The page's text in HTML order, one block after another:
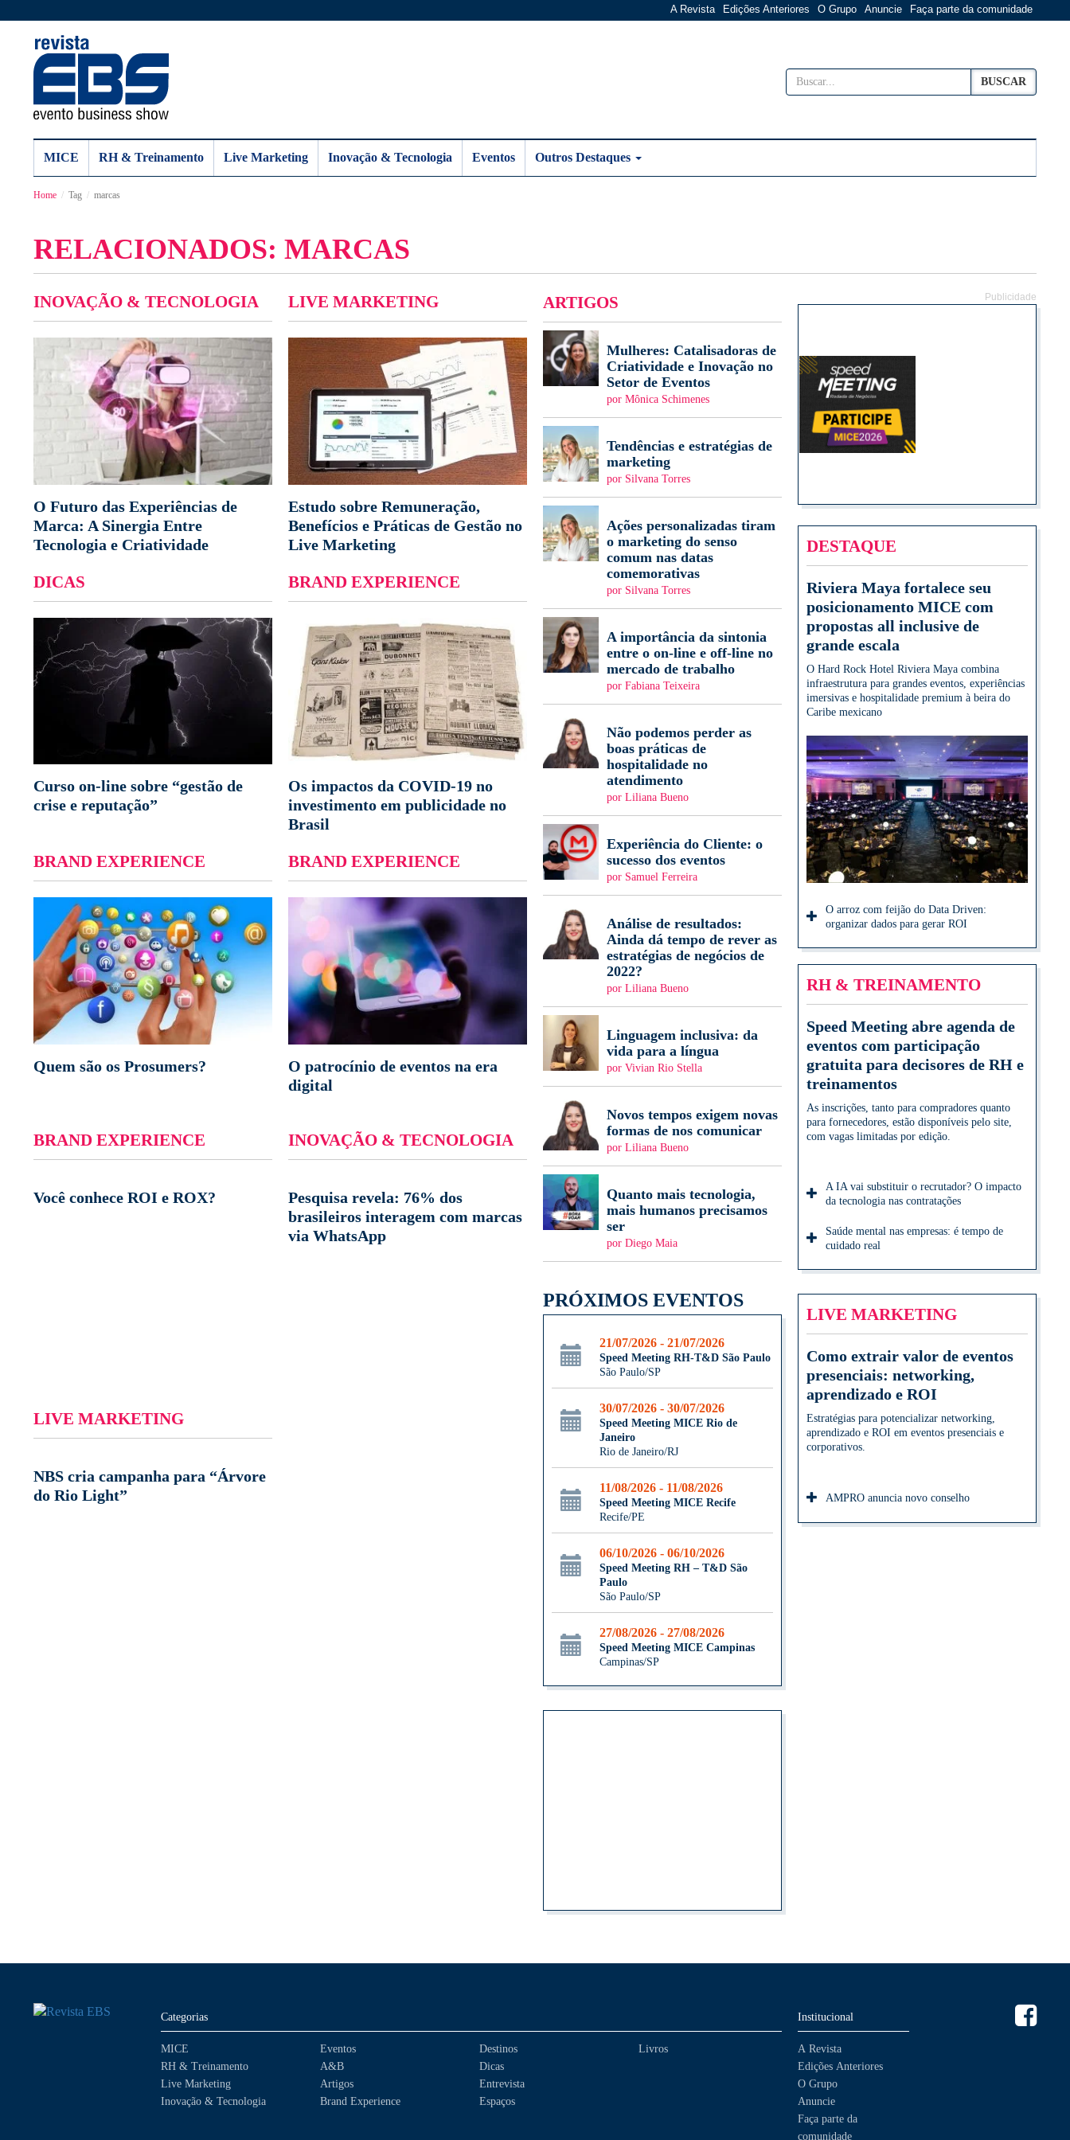
A Revista Edições Anteriores O Grupo Anuncie Faça parte da comunidade
BUSCAR
MICE RH & Treinamento Live Marketing Inovação & Tecnologia Eventos Outros Destaques
Home Tag marcas
RELACIONADOS: MARCAS
INOVAÇÃO & TECNOLOGIA
O Futuro das Experiências de
Marca: A Sinergia Entre
Tecnologia e Criatividade
LIVE MARKETING
Estudo sobre Remuneração,
Benefícios e Práticas de Gestão no
Live Marketing
DICAS
Curso on-line sobre “gestão de
crise e reputação”
BRAND EXPERIENCE
Os impactos da COVID-19 no
investimento em publicidade no
Brasil
BRAND EXPERIENCE
Quem são os Prosumers?
BRAND EXPERIENCE
O patrocínio de eventos na era
digital
BRAND EXPERIENCE
Você conhece ROI e ROX?
INOVAÇÃO & TECNOLOGIA
Pesquisa revela: 76% dos
brasileiros interagem com marcas
via WhatsApp
LIVE MARKETING
NBS cria campanha para “Árvore
do Rio Light”
ARTIGOS
Mulheres: Catalisadoras de
Criatividade e Inovação no
Setor de Eventos
por Mônica Schimenes
Tendências e estratégias de
marketing
por Silvana Torres
Ações personalizadas tiram
o marketing do senso
comum nas datas
comemorativas
por Silvana Torres
A importância da sintonia
entre o on-line e off-line no
mercado de trabalho
por Fabiana Teixeira
Não podemos perder as
boas práticas de
hospitalidade no
atendimento
por Liliana Bueno
Experiência do Cliente: o
sucesso dos eventos
por Samuel Ferreira
Análise de resultados:
Ainda dá tempo de rever as
estratégias de negócios de
2022?
por Liliana Bueno
Linguagem inclusiva: da
vida para a língua
por Vivian Rio Stella
Novos tempos exigem novas
formas de nos comunicar
por Liliana Bueno
Quanto mais tecnologia,
mais humanos precisamos
ser
por Diego Maia
PRÓXIMOS EVENTOS
21/07/2026 - 21/07/2026
Speed Meeting RH-T&D São Paulo
São Paulo/SP
30/07/2026 - 30/07/2026
Speed Meeting MICE Rio de
Janeiro
Rio de Janeiro/RJ
11/08/2026 - 11/08/2026
Speed Meeting MICE Recife
Recife/PE
06/10/2026 - 06/10/2026
Speed Meeting RH – T&D São
Paulo
São Paulo/SP
27/08/2026 - 27/08/2026
Speed Meeting MICE Campinas
Campinas/SP
Publicidade
DESTAQUE
Riviera Maya fortalece seu
posicionamento MICE com
propostas all inclusive de
grande escala
O Hard Rock Hotel Riviera Maya combina
infraestrutura para grandes eventos, experiências
imersivas e hospitalidade premium à beira do
Caribe mexicano
O arroz com feijão do Data Driven:
organizar dados para gerar ROI
RH & TREINAMENTO
Speed Meeting abre agenda de
eventos com participação
gratuita para decisores de RH e
treinamentos
As inscrições, tanto para compradores quanto
para fornecedores, estão disponíveis pelo site,
com vagas limitadas por edição.
A IA vai substituir o recrutador? O impacto
da tecnologia nas contratações
Saúde mental nas empresas: é tempo de
cuidado real
LIVE MARKETING
Como extrair valor de eventos
presenciais: networking,
aprendizado e ROI
Estratégias para potencializar networking,
aprendizado e ROI em eventos presenciais e
corporativos.
AMPRO anuncia novo conselho
Categorias
MICE
RH & Treinamento
Live Marketing
Inovação & Tecnologia
Eventos
A&B
Artigos
Brand Experience
Destinos
Dicas
Entrevista
Espaços
Livros
Institucional
A Revista
Edições Anteriores
O Grupo
Anuncie
Faça parte da
comunidade